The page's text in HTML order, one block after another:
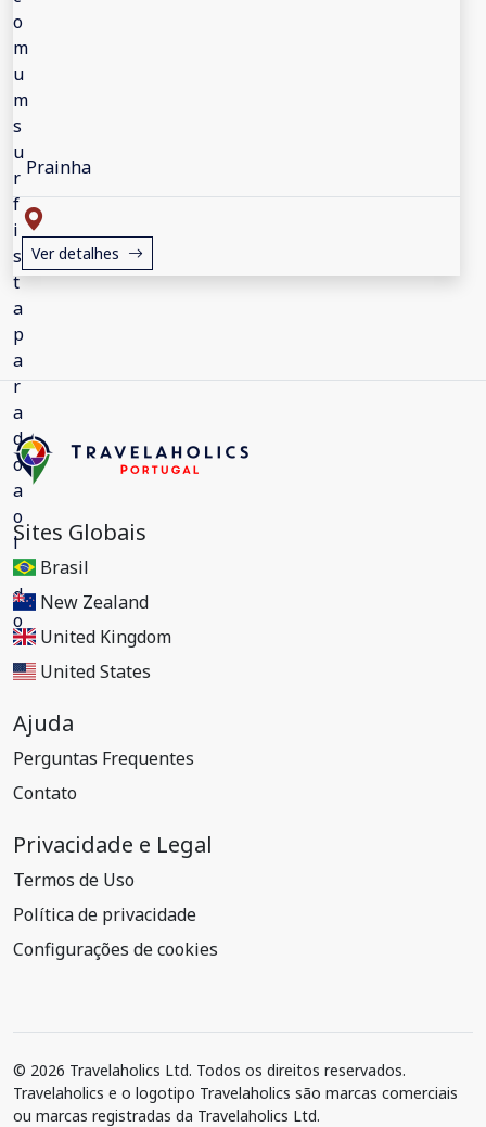
Prainha
Ver detalhes
Sites Globais
Brasil
New Zealand
United Kingdom
United States
Ajuda
Perguntas Frequentes
Contato
Privacidade e Legal
Termos de Uso
Política de privacidade
Configurações de cookies
© 2026 Travelaholics Ltd. Todos os direitos reservados.
Travelaholics e o logotipo Travelaholics são marcas comerciais
ou marcas registradas da Travelaholics Ltd.